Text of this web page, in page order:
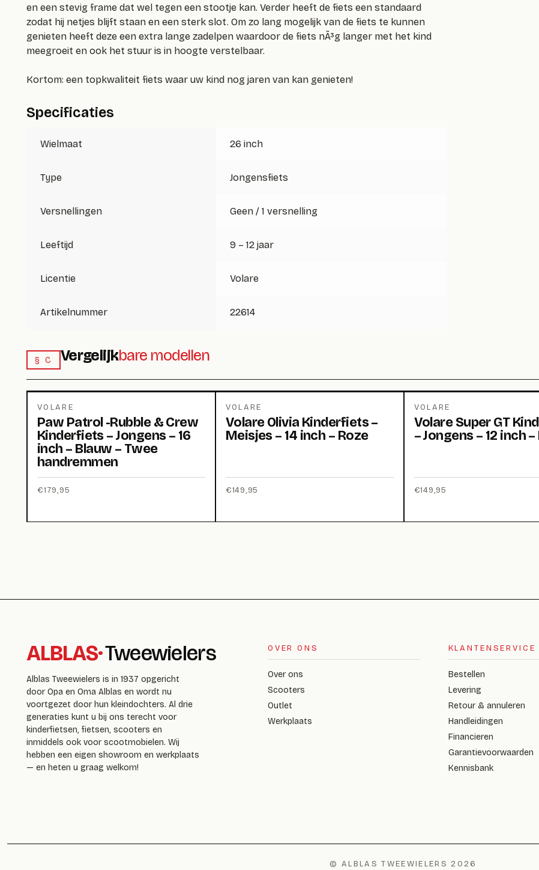
en een stevig frame dat wel tegen een stootje kan. Verder heeft de fiets een standaard
zodat hij netjes blijft staan en een sterk slot. Om zo lang mogelijk van de fiets te kunnen
genieten heeft deze een extra lange zadelpen waardoor de fiets nÃ³g langer met het kind
meegroeit en ook het stuur is in hoogte verstelbaar.
Kortom: een topkwaliteit fiets waar uw kind nog jaren van kan genieten!
Specificaties
Wielmaat 26 inch
Type Jongensfiets
Versnellingen Geen / 1 versnelling
Leeftijd 9 – 12 jaar
Licentie Volare
Artikelnummer 22614
§ C Vergelijkbare modellen
VOLARE
Paw Patrol -Rubble & Crew
Kinderfiets – Jongens – 16
inch – Blauw – Twee
handremmen
€179,95
VOLARE
Volare Olivia Kinderfiets –
Meisjes – 14 inch – Roze
€149,95
VOLARE
Volare Super GT
– Jongens – 12 inch
€149,95
ALBLAS·Tweewielers
Alblas Tweewielers is in 1937 opgericht
door Opa en Oma Alblas en wordt nu
voortgezet door hun kleindochters. Al drie
generaties kunt u bij ons terecht voor
kinderfietsen, fietsen, scooters en
inmiddels ook voor scootmobielen. Wij
hebben een eigen showroom en werkplaats
— en heten u graag welkom!
OVER ONS
Over ons
Scooters
Outlet
Werkplaats
KLANTENSERVICE
Bestellen
Levering
Retour & annuleren
Handleidingen
Financieren
Garantievoorwaarden
Kennisbank
© ALBLAS TWEEWIELERS 2026